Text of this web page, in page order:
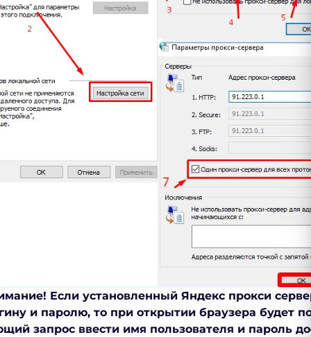
Если установленный Яндекс прокси
и паролю, то при открытии браузера будет
запрос ввести имя пользователя и пароль